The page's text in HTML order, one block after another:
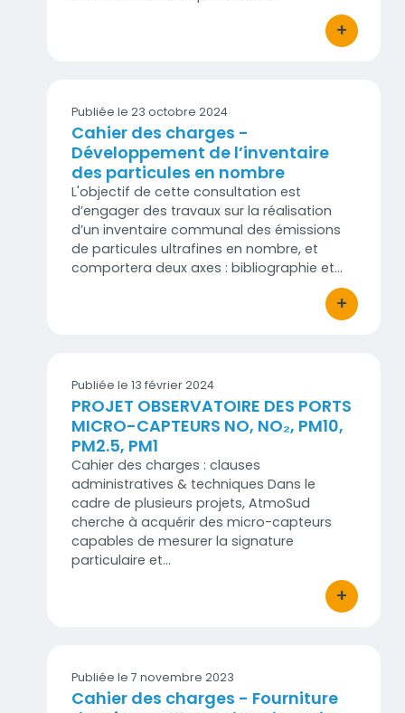
+
bouton
Publiée le 23 octobre 2024
Cahier des charges -
Développement de l’inventaire
des particules en nombre
L'objectif de cette consultation est
d’engager des travaux sur la réalisation
d’un inventaire communal des émissions
de particules ultrafines en nombre, et
comportera deux axes : bibliographie et…
+
bouton
Publiée le 13 février 2024
PROJET OBSERVATOIRE DES PORTS
MICRO-CAPTEURS NO, NO₂, PM10,
PM2.5, PM1
Cahier des charges : clauses
administratives & techniques Dans le
cadre de plusieurs projets, AtmoSud
cherche à acquérir des micro-capteurs
capables de mesurer la signature
particulaire et…
+
bouton
Publiée le 7 novembre 2023
Cahier des charges - Fourniture